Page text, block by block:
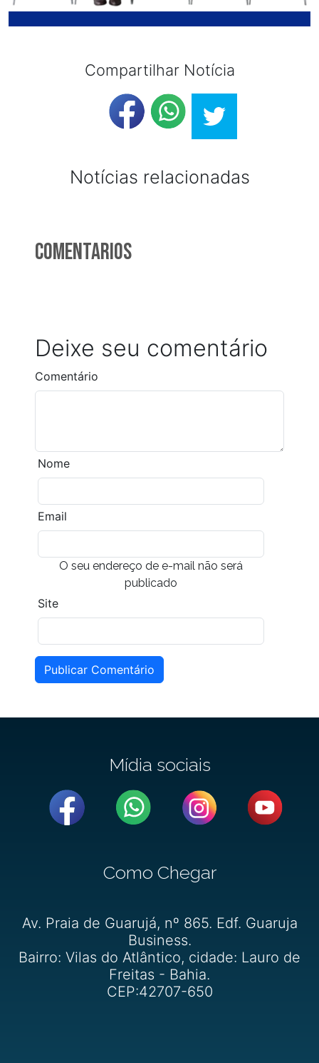
Compartilhar Notícia
Notícias relacionadas
Comentarios
Deixe seu comentário
Comentário
Nome
Email
O seu endereço de e-mail não será
publicado
Site
Publicar Comentário
Mídia sociais
Como Chegar
Av. Praia de Guarujá, nº 865. Edf. Guaruja
Business.
Bairro: Vilas do Atlântico, cidade: Lauro de
Freitas - Bahia.
CEP:42707-650